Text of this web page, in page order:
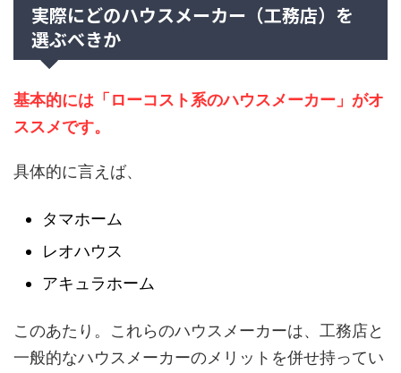
実際にどのハウスメーカー（工務店）を
選ぶべきか
基本的には「ローコスト系のハウスメーカー」がオ
ススメです。
具体的に言えば、
タマホーム
レオハウス
アキュラホーム
このあたり。これらのハウスメーカーは、工務店と
一般的なハウスメーカーのメリットを併せ持ってい